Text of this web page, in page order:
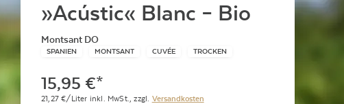
»Acústic« Blanc – Bio
Montsant DO
SPANIEN MONTSANT CUVÉE TROCKEN
15,95 €*
21,27 €/Liter inkl. MwSt., zzgl. Versandkosten